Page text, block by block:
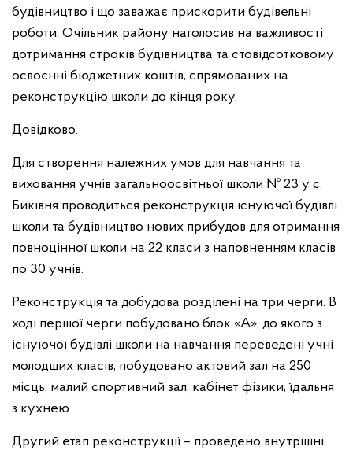
будівництво і що заважає прискорити будівельні
роботи. Очільник району наголосив на важливості
дотримання строків будівництва та стовідсотковому
освоєнні бюджетних коштів, спрямованих на
реконструкцію школи до кінця року.
Довідково.
Для створення належних умов для навчання та
виховання учнів загальноосвітньої школи № 23 у с.
Биківня проводиться реконструкція існуючої будівлі
школи та будівництво нових прибудов для отримання
повноцінної школи на 22 класи з наповненням класів
по 30 учнів.
Реконструкція та добудова розділені на три черги. В
ході першої черги побудовано блок «А», до якого з
існуючої будівлі школи на навчання переведені учні
молодших класів, побудовано актовий зал на 250
місць, малий спортивний зал, кабінет фізики, їдальня
з кухнею.
Другий етап реконструкції – проведено внутрішні